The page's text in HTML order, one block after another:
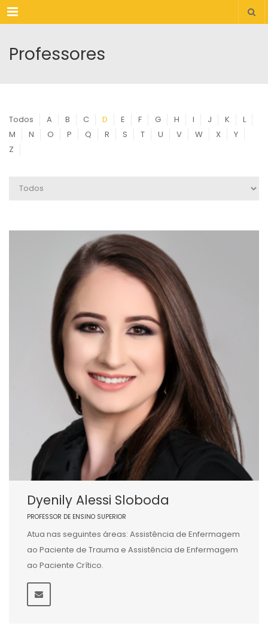
Menu
Professores
Todos A B C D E F G H I J K
L
M
N O P Q R S T U V W X
Y
Z
Dyenily Alessi Sloboda
PROFESSOR DE ENSINO SUPERIOR
Atua nas seguintes áreas: Assistência de Enfermagem
ao Paciente de Trauma e Assistência de Enfermagem
ao Paciente Crítico.